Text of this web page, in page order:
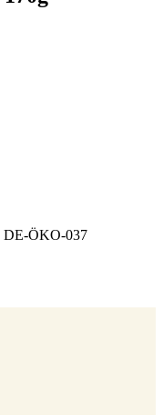
DE-ÖKO-037